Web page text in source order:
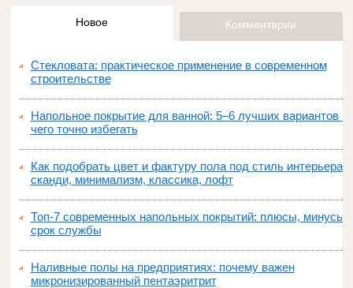
Новое Комментарии
Стекловата: практическое применение в современном
строительстве
Напольное покрытие для ванной: 5–6 лучших вариантов и
чего точно избегать
Как подобрать цвет и фактуру пола под стиль интерьера:
сканди, минимализм, классика, лофт
Топ‑7 современных напольных покрытий: плюсы, минусы,
срок службы
Наливные полы на предприятиях: почему важен
микронизированный пентаэритрит